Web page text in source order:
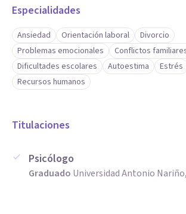
Especialidades
Ansiedad Orientación laboral
Divorcio
Problemas emocionales
Conflictos
Dificultades escolares
Autoestima
Estrés
Recursos humanos
Titulaciones
Psicólogo
Graduado Universidad Antonio